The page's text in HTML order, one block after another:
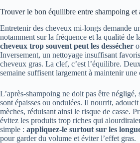
Trouver le bon équilibre entre shampoing et
Entretenir des cheveux mi-longs demande
notamment sur la fréquence et la qualité de
cheveux trop souvent peut les dessécher
Inversement, un nettoyage insuffisant
cheveux gras. La clef, c’est l’équilibre.
semaine suffisent largement à maintenir une
L’après-shampoing ne doit pas être
sont épaisses ou ondulées. Il nourrit,
mèches, réduisant ainsi le risque de casse.
évitez les produits trop riches qui
simple : appliquez-le surtout sur les
pour garder du volume et éviter l’effet gras.